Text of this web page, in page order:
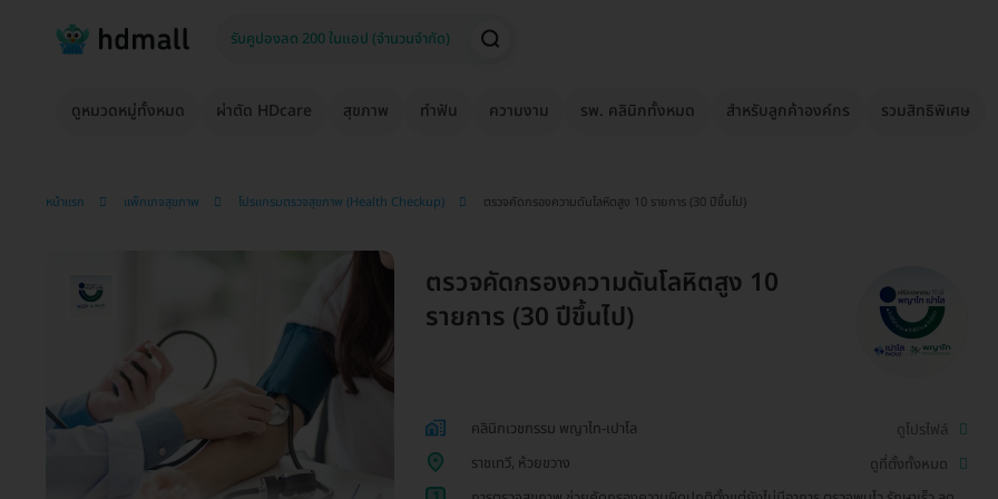
ดูหมวดหมู่ทั้งหมด ผ่าตัด HDcare สุขภาพ ทำฟัน ความงาม รพ. คลินิกทั้งหมด สำหรับลูกค้าองค์กร รวมสิทธิพิเศษ
หน้าแรก แพ็กเกจสุขภาพ โปรแกรมตรวจสุขภาพ (Health Checkup) ตรวจคัดกรองความดันโลหิตสูง 10 รายการ (30 ปีขึ้นไป)
ตรวจคัดกรองความดันโลหิตสูง 10
รายการ (30 ปีขึ้นไป)
คลินิกเวชกรรม พญาไท-เปาโล
ดูโปรไฟล์
ราชเทวี, ห้วยขวาง
ดูที่ตั้งทั้งหมด